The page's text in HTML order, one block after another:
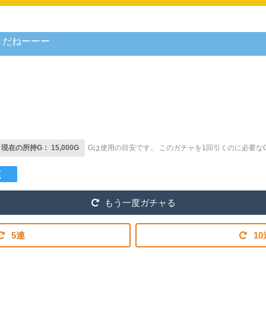
だねーーー
現在の所持G： 15,000G Gは使用の目安です。 このガチャを1回引くのに必要な
もう一度ガチャる
5連 10